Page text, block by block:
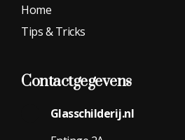
Home
Tips & Tricks
Contactgegevens
Glasschilderij.nl